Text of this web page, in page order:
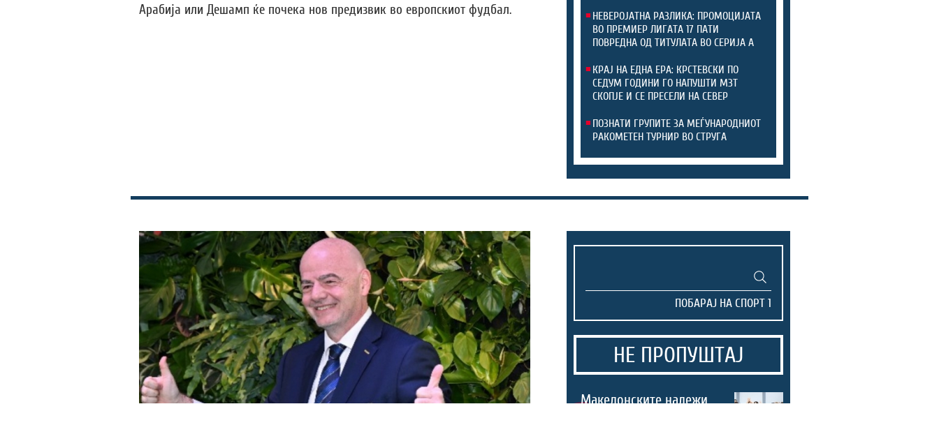
Арабија или Дешамп ќе почека нов предизвик во европскиот фудбал.
НЕВЕРОЈАТНА РАЗЛИКА: ПРОМОЦИЈАТА
ВО ПРЕМИЕР ЛИГАТА 17 ПАТИ
ПОВРЕДНА ОД ТИТУЛАТА ВО СЕРИЈА А
КРАЈ НА ЕДНА ЕРА: КРСТЕВСКИ ПО
СЕДУМ ГОДИНИ ГО НАПУШТИ МЗТ
СКОПЈЕ И СЕ ПРЕСЕЛИ НА СЕВЕР
ПОЗНАТИ ГРУПИТЕ ЗА МЕЃУНАРОДНИОТ
РАКОМЕТЕН ТУРНИР ВО СТРУГА
НЕ ПРОПУШТАЈ
1.
Македонските надежи